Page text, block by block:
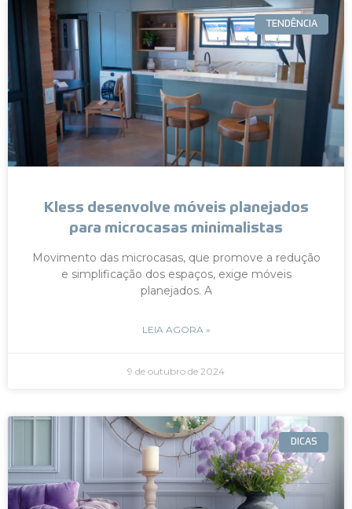
TENDÊNCIA
Kless desenvolve móveis planejados
para microcasas minimalistas
Movimento das microcasas, que promove a redução
e simplificação dos espaços, exige móveis
planejados. A
LEIA AGORA »
9 de outubro de 2024
DICAS